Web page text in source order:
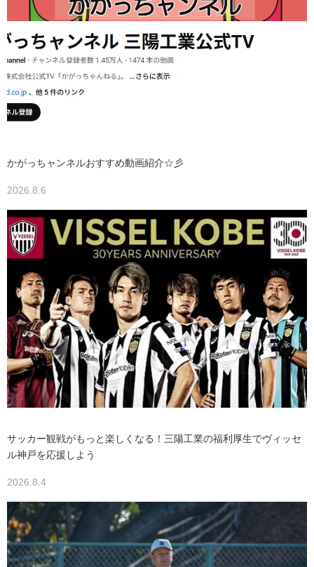
かがっちャンネルおすすめ動画紹介☆彡
2026.8.6
サッカー観戦がもっと楽しくなる！三陽工業の福利厚生でヴィッセ
ル神戸を応援しよう
2026.8.4